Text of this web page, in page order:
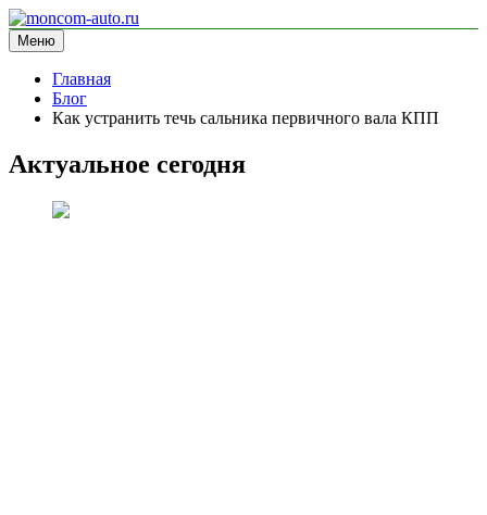
Перейти
к
содержимому
moncom-auto.ru
блог про автомобили
Меню
Главная
Блог
Как устранить течь сальника первичного вала КПП
Актуальное сегодня